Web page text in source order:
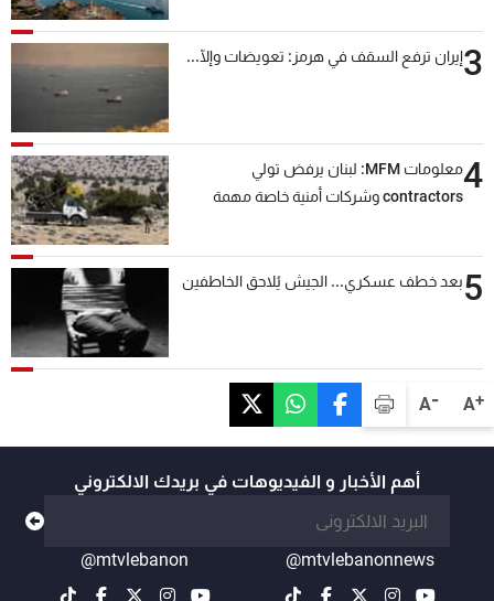
A+
A-
3إيران ترفع السقف في هرمز: تعويضات وإلّا...
4
معلومات MFM: لبنان يرفض تولي
contractors وشركات أمنية خاصة مهمة
5بعد خطف عسكري... الجيش يُلاحق الخاطفين
أهم الأخبار و الفيديوهات في بريدك الالكتروني
@mtvlebanonnews
@mtvlebanon